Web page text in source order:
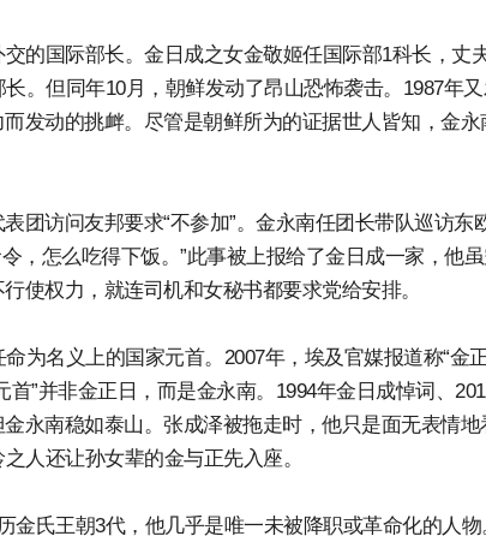
的国际部长。金日成之女金敬姬任国际部1科长，丈
。但同年10月，朝鲜发动了昂山恐怖袭击。1987年
发动的挑衅。尽管是朝鲜所为的证据世人皆知，金永
团访问友邦要求“不参加”。金永南任团长带队巡访东
，怎么吃得下饭。”此事被上报给了金日成一家，他虽
使权力，就连司机和女秘书都要求党给安排。
为名义上的国家元首。2007年，埃及官媒报道称“金
首”并非金正日，而是金永南。1994年金日成悼词、
永南稳如泰山。张成泽被拖走时，他只是面无表情地
人还让孙女辈的金与正先入座。
金氏王朝3代，他几乎是唯一未被降职或革命化的人